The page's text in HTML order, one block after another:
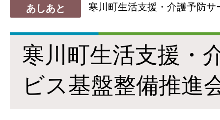
あしあと 寒川町生活支援・介護予防
寒川町生活支援・
ビス基盤整備推進